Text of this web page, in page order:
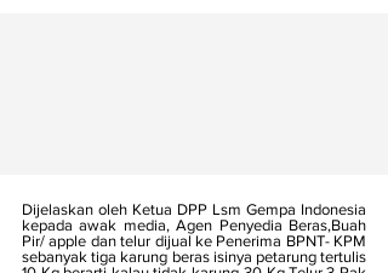
Dijelaskan oleh Ketua DPP Lsm Gempa Indonesia
kepada awak media, Agen Penyedia Beras,Buah
Pir/ apple dan telur dijual ke Penerima BPNT- KPM
sebanyak tiga karung beras isinya petarung tertulis